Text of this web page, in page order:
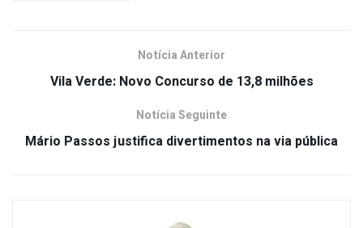
Notícia Anterior
Vila Verde: Novo Concurso de 13,8 milhões
Notícia Seguinte
Mário Passos justifica divertimentos na via pública